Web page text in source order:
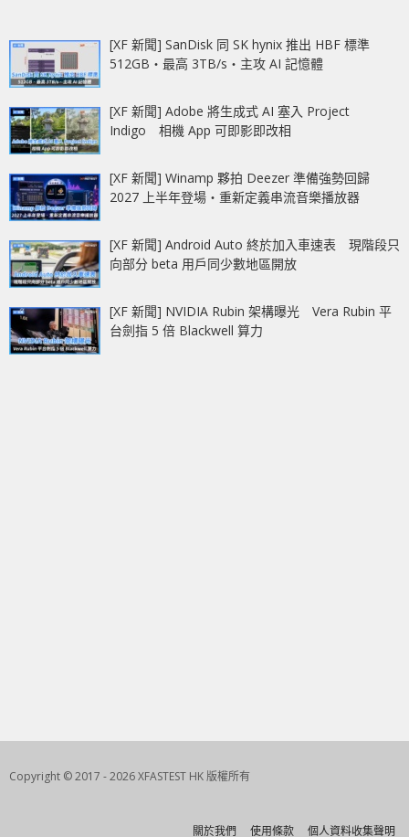
[XF 新聞] SanDisk 同 SK hynix 推出 HBF 標準
512GB‧最高 3TB/s‧主攻 AI 記憶體
[XF 新聞] Adobe 將生成式 AI 塞入 Project
Indigo 相機 App 可即影即改相
[XF 新聞] Winamp 夥拍 Deezer 準備強勢回歸
2027 上半年登場‧重新定義串流音樂播放器
[XF 新聞] Android Auto 終於加入車速表 現階段只
向部分 beta 用戶同少數地區開放
[XF 新聞] NVIDIA Rubin 架構曝光 Vera Rubin 平
台劍指 5 倍 Blackwell 算力
Copyright © 2017 - 2026 XFASTEST HK 版權所有
關於我們 使用條款 個人資料收集聲明